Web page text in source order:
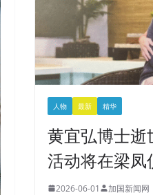
人物 最新 精华
黄宜弘博士逝
活动将在梁
2026-06-01 加国新闻网